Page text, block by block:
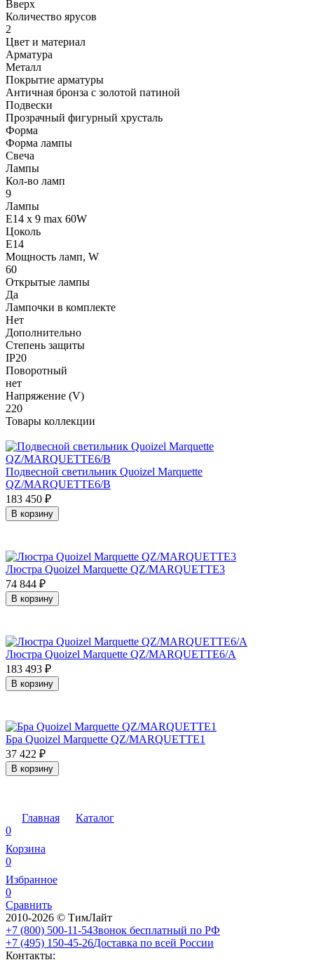
Вверх
Количество ярусов
2
Цвет и материал
Арматура
Металл
Покрытие арматуры
Античная бронза с золотой патиной
Подвески
Прозрачный фигурный хрусталь
Форма
Форма лампы
Свеча
Лампы
Кол-во ламп
9
Лампы
E14 x 9 max 60W
Цоколь
E14
Мощность ламп, W
60
Открытые лампы
Да
Лампочки в комплекте
Нет
Дополнительно
Степень защиты
IP20
Поворотный
нет
Напряжение (V)
220
Товары коллекции
Подвесной светильник Quoizel Marquette
QZ/MARQUETTE6/B
183 450 ₽
В корзину
Люстра Quoizel Marquette QZ/MARQUETTE3
74 844 ₽
В корзину
Люстра Quoizel Marquette QZ/MARQUETTE6/A
183 493 ₽
В корзину
Бра Quoizel Marquette QZ/MARQUETTE1
37 422 ₽
В корзину
Главная
Каталог
0
Корзина
0
Избранное
0
Сравнить
2010-2026 © ТимЛайт
+7 (800) 500-11-54Звонок бесплатный по РФ
+7 (495) 150-45-26Доставка по всей России
Контакты: